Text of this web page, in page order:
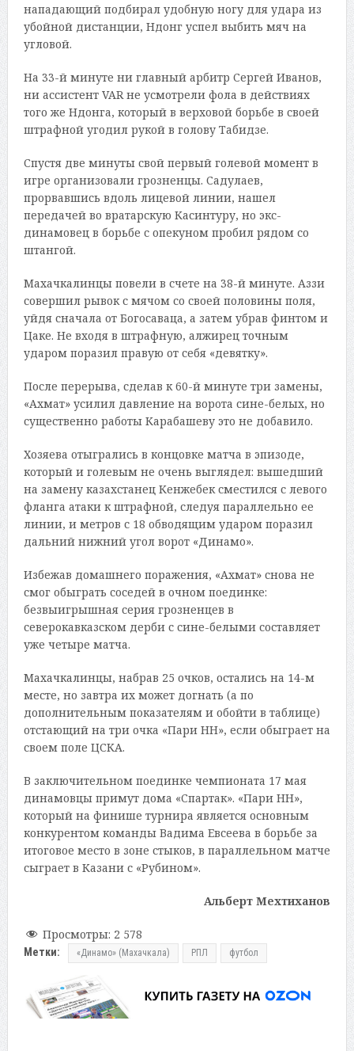
нападающий подбирал удобную ногу для удара из
убойной дистанции, Ндонг успел выбить мяч на
угловой.
На 33-й минуте ни главный арбитр Сергей Иванов,
ни ассистент VAR не усмотрели фола в действиях
того же Ндонга, который в верховой борьбе в своей
штрафной угодил рукой в голову Табидзе.
Спустя две минуты свой первый голевой момент в
игре организовали грозненцы. Садулаев,
прорвавшись вдоль лицевой линии, нашел
передачей во вратарскую Касинтуру, но экс-
динамовец в борьбе с опекуном пробил рядом со
штангой.
Махачкалинцы повели в счете на 38-й минуте. Аззи
совершил рывок с мячом со своей половины поля,
уйдя сначала от Богосаваца, а затем убрав финтом и
Цаке. Не входя в штрафную, алжирец точным
ударом поразил правую от себя «девятку».
После перерыва, сделав к 60-й минуте три замены,
«Ахмат» усилил давление на ворота сине-белых, но
существенно работы Карабашеву это не добавило.
Хозяева отыгрались в концовке матча в эпизоде,
который и голевым не очень выглядел: вышедший
на замену казахстанец Кенжебек сместился с левого
фланга атаки к штрафной, следуя параллельно ее
линии, и метров с 18 обводящим ударом поразил
дальний нижний угол ворот «Динамо».
Избежав домашнего поражения, «Ахмат» снова не
смог обыграть соседей в очном поединке:
безвыигрышная серия грозненцев в
северокавказском дерби с сине-белыми составляет
уже четыре матча.
Махачкалинцы, набрав 25 очков, остались на 14-м
месте, но завтра их может догнать (а по
дополнительным показателям и обойти в таблице)
отстающий на три очка «Пари НН», если обыграет на
своем поле ЦСКА.
В заключительном поединке чемпионата 17 мая
динамовцы примут дома «Спартак». «Пари НН»,
который на финише турнира является основным
конкурентом команды Вадима Евсеева в борьбе за
итоговое место в зоне стыков, в параллельном матче
сыграет в Казани с «Рубином».
Альберт Мехтиханов
Просмотры: 2 578
Метки: «Динамо» (Махачкала) РПЛ футбол